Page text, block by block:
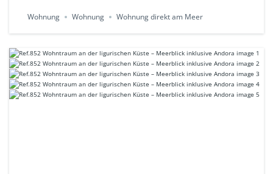
Wohnung Wohnung Wohnung direkt am Meer